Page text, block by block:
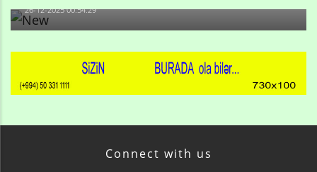
26-12-2025 00:54:29
Connect with us